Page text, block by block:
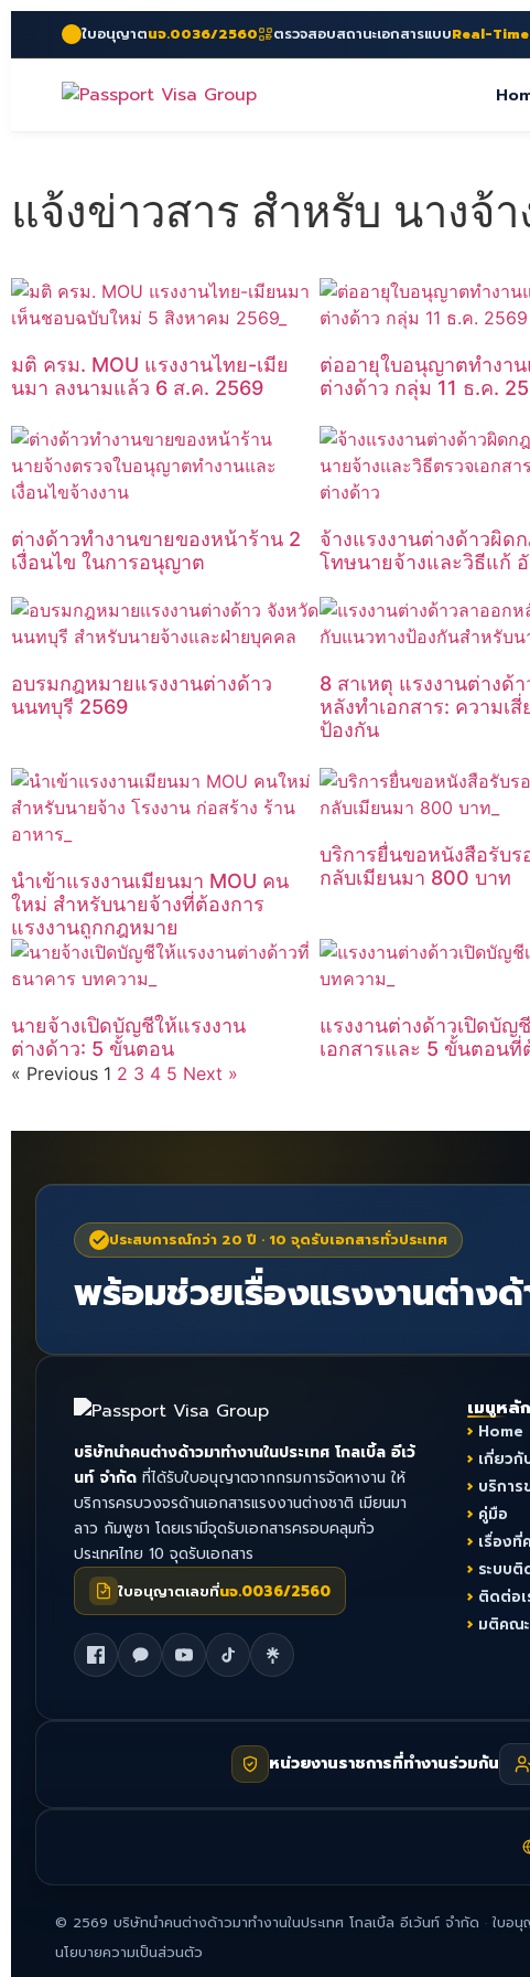
ใบอนุญาตนจ.0036/2560 ตรวจสอบสถานะเอกสารแบบReal-Time
แจ้งข่าวสาร สำหรับ นางจ้
มติ ครม. MOU แรงงานไทย-เมีย
นมา ลงนามแล้ว 6 ส.ค. 2569
ต่ออายุใบอนุญาตทำงาน
ต่างด้าว กลุ่ม 11 ธ.ค.
ต่างด้าวทำงานขายของหน้าร้าน 2
เงื่อนไข ในการอนุญาต
จ้างแรงงานต่างด้าวผิด
โทษนายจ้างและวิธีแก้
อบรมกฎหมายแรงงานต่างด้าว
นนทบุรี 2569
8 สาเหตุ แรงงานต่างด้
หลังทำเอกสาร: ความเสี่
ป้องกัน
นำเข้าแรงงานเมียนมา MOU คน
ใหม่ สำหรับนายจ้างที่ต้องการ
แรงงานถูกกฎหมาย
บริการยื่นขอหนังสือรับร
กลับเมียนมา 800 บาท
นายจ้างเปิดบัญชีให้แรงงาน
ต่างด้าว: 5 ขั้นตอน
แรงงานต่างด้าวเปิดบัญ
เอกสารและ 5 ขั้นตอนที่
« Previous 1 2 3 4 5 Next »
ประสบการณ์กว่า 20 ปี · 10 จุดรับเอกสารทั่วประเทศ
พร้อมช่วยเรื่องแรงงานต่างด้
บริษัทนำคนต่างด้าวมาทำงานในประเทศ โกลเบิ้ล อีเว้
นท์ จำกัด ที่ได้รับใบอนุญาตจากกรมการจัดหางาน ให้
บริการครบวงจรด้านเอกสารแรงงานต่างชาติ เมียนมา
ลาว กัมพูชา โดยเรามีจุดรับเอกสารครอบคลุมทั่ว
ประเทศไทย 10 จุดรับเอกสาร
ใบอนุญาตเลขที่นจ.0036/2560
เมนูหลัก
Home
เกี่ยวกั
บริการ
คู่มือ
เรื่องที่
ระบบติ
ติดต่อเ
มติคณ
หน่วยงานราชการที่ทำงานร่วมกัน
© 2569 บริษัทนำคนต่างด้าวมาทำงานในประเทศ โกลเบิ้ล อีเว้นท์ จำกัด · ใบอ
นโยบายความเป็นส่วนตัว